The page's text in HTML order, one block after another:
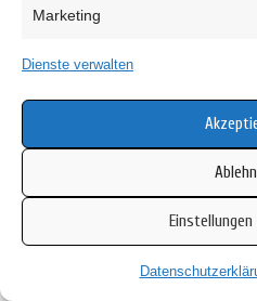
Marketing
Dienste verwalten